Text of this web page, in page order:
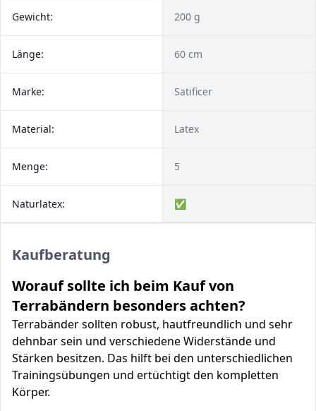
Gewicht: 200 g
Länge: 60 cm
Marke: Satificer
Material: Latex
Menge: 5
Naturlatex: ✅
Kaufberatung
Worauf sollte ich beim Kauf von
Terrabändern besonders achten?
Terrabänder sollten robust, hautfreundlich und sehr
dehnbar sein und verschiedene Widerstände und
Stärken besitzen. Das hilft bei den unterschiedlichen
Trainingsübungen und ertüchtigt den kompletten
Körper.